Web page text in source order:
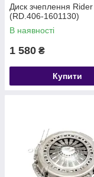
Диск зчеплення Rider
(RD.406-1601130)
В наявності
1 580 ₴
Купити